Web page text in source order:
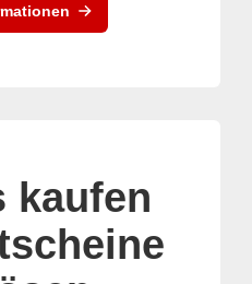
kaufen